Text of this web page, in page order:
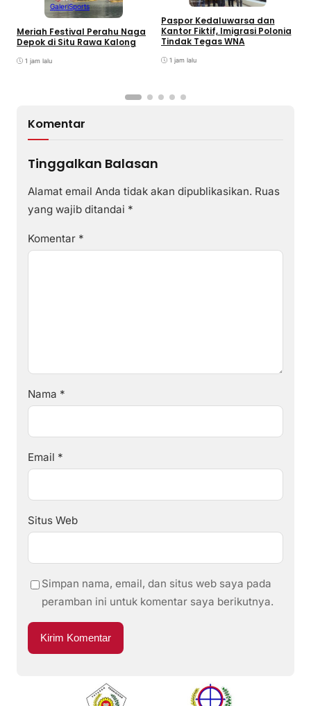
GaleriSports
Meriah Festival Perahu Naga
Depok di Situ Rawa Kalong
1 jam lalu
Paspor Kedaluwarsa dan
Kantor Fiktif, Imigrasi Polonia
Tindak Tegas WNA
1 jam lalu
Komentar
Tinggalkan Balasan
Alamat email Anda tidak akan dipublikasikan. Ruas
yang wajib ditandai *
Komentar *
Nama *
Email *
Situs Web
Simpan nama, email, dan situs web saya pada
peramban ini untuk komentar saya berikutnya.